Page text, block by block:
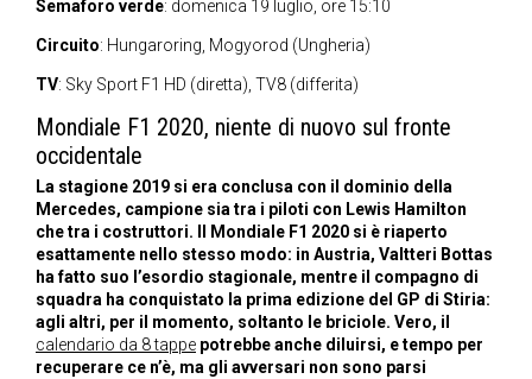
Semaforo verde: domenica 19 luglio, ore 15:10
Circuito: Hungaroring, Mogyorod (Ungheria)
TV: Sky Sport F1 HD (diretta), TV8 (differita)
Mondiale F1 2020, niente di nuovo sul fronte
occidentale
La stagione 2019 si era conclusa con il dominio della
Mercedes, campione sia tra i piloti con Lewis Hamilton
che tra i costruttori. Il Mondiale F1 2020 si è riaperto
esattamente nello stesso modo: in Austria, Valtteri Bottas
ha fatto suo l’esordio stagionale, mentre il compagno di
squadra ha conquistato la prima edizione del GP di Stiria:
agli altri, per il momento, soltanto le briciole. Vero, il
calendario da 8 tappe potrebbe anche diluirsi, e tempo per
recuperare ce n’è, ma gli avversari non sono parsi